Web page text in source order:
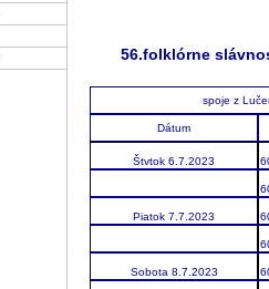
56.folklórne
spoje z
Dátum
Štvtok 6.7.2023
Piatok 7.7.2023
Sobota 8.7.2023